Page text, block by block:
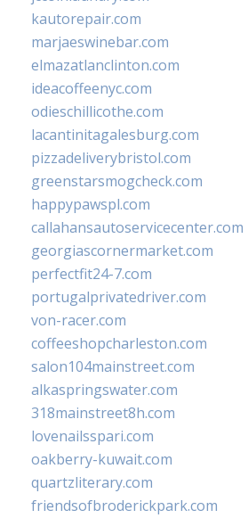
kautorepair.com
marjaeswinebar.com
elmazatlanclinton.com
ideacoffeenyc.com
odieschillicothe.com
lacantinitagalesburg.com
pizzadeliverybristol.com
greenstarsmogcheck.com
happypawspl.com
callahansautoservicecenter.com
georgiascornermarket.com
perfectfit24-7.com
portugalprivatedriver.com
von-racer.com
coffeeshopcharleston.com
salon104mainstreet.com
alkaspringswater.com
318mainstreet8h.com
lovenailsspari.com
oakberry-kuwait.com
quartzliterary.com
friendsofbroderickpark.com